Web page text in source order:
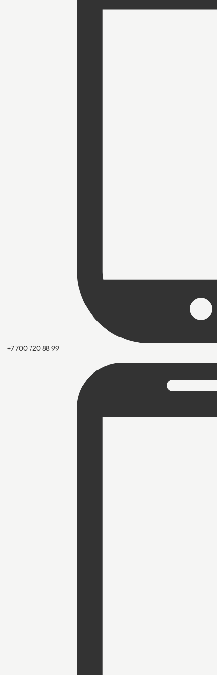
+7 700 720 88 99